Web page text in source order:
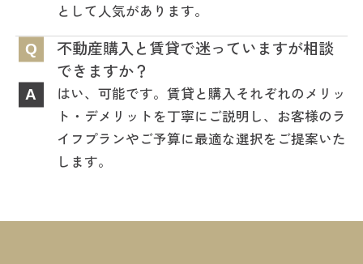
として人気があります。
Q
不動産購入と賃貸で迷っていますが相談
できますか？
A
はい、可能です。賃貸と購入それぞれのメリッ
ト・デメリットを丁寧にご説明し、お客様のラ
イフプランやご予算に最適な選択をご提案いた
します。